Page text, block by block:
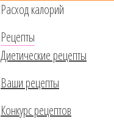
Расход калорий
Рецепты
Диетические рецепты
Ваши рецепты
Конкурс рецептов